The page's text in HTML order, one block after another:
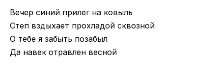
Вечер синий прилег на ковыль
Степ вздыхает прохладой сквозной
О тебе я забыть позабыл
Да навек отравлен весной